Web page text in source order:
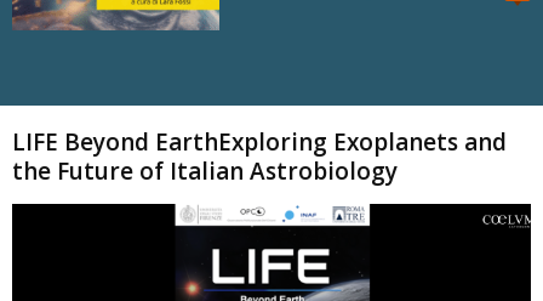
LIFE Beyond EarthExploring Exoplanets and
the Future of Italian Astrobiology